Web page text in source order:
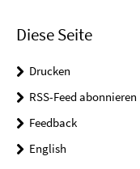
Diese Seite
Drucken
RSS-Feed abonnieren
Feedback
English